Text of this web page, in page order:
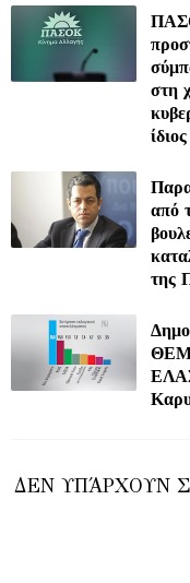
στη
από
της
ΔΕΝ ΥΠΆΡΧΟΥΝ